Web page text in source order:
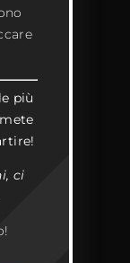
più
ci